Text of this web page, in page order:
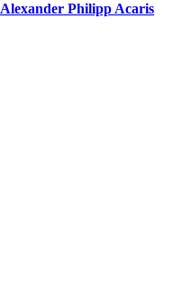
Alexander Philipp Acaris